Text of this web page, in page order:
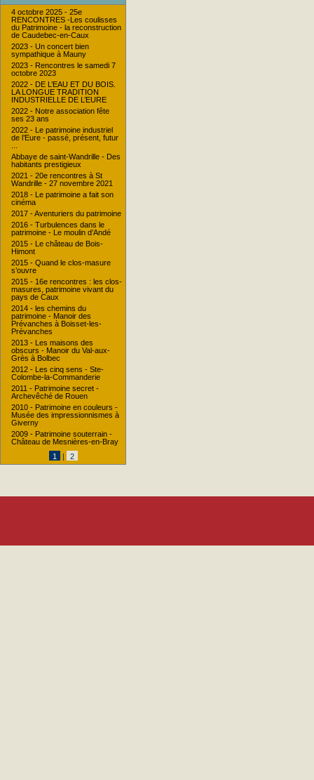
4 octobre 2025 - 25e
RENCONTRES -Les coulisses
du Patrimoine - la reconstruction
de Caudebec-en-Caux
2023 - Un concert bien
sympathique à Mauny
2023 - Rencontres le samedi 7
octobre 2023
2022 - DE L’EAU ET DU BOIS.
LA LONGUE TRADITION
INDUSTRIELLE DE L’EURE
2022 - Notre association fête
ses 23 ans
2022 - Le patrimoine industriel
de l’Eure - passé, présent, futur
Abbaye de saint-Wandrille - Des
habitants prestigieux
2021 - 20e rencontres à St
Wandrille - 27 novembre 2021
2018 - Le patrimoine a fait son
cinéma
2017 - Aventuriers du patrimoine
2016 - Turbulences dans le
patrimoine - Le moulin d’Andé
2015 - Le château de Bois-
Himont
2015 - Quand le clos-masure
s’ouvre
2015 - 16e rencontres : les clos-
masures, patrimoine vivant du
pays de Caux
2014 - les chemins du
patrimoine - Manoir des
Prévanches à Boisset-les-
Prévanches
2013 - Les maisons des
obscurs - Manoir du Val-aux-
Grès à Bolbec
2012 - Les cinq sens - Ste-
Colombe-la-Commanderie
2011 - Patrimoine secret -
Archevêché de Rouen
2010 - Patrimoine en couleurs -
Musée des impressionnismes à
Giverny
2009 - Patrimoine souterrain -
Château de Mesnières-en-Bray
1
| 2